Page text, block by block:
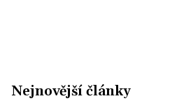
Nejnovější články